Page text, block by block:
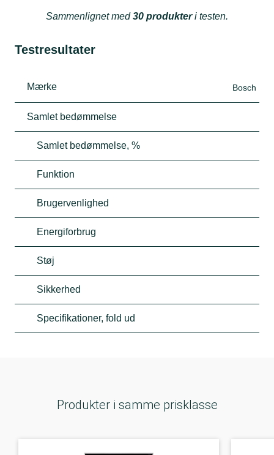
Sammenlignet med30 produkteri testen.
Testresultater
Mærke Bosch
Samlet bedømmelse
Samlet bedømmelse, %
Funktion
Brugervenlighed
Energiforbrug
Støj
Sikkerhed
Specifikationer, fold ud
Produkter i samme prisklasse